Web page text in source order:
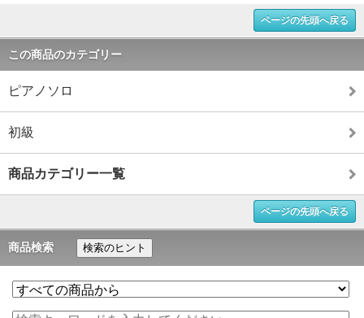
ページの先頭へ戻る
この商品のカテゴリー
ピアノソロ
初級
商品カテゴリー一覧
ページの先頭へ戻る
商品検索 検索のヒント